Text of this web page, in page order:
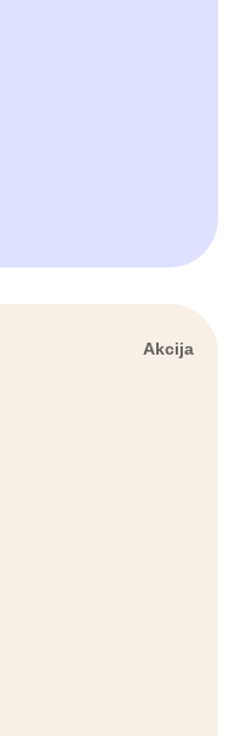
Akcija